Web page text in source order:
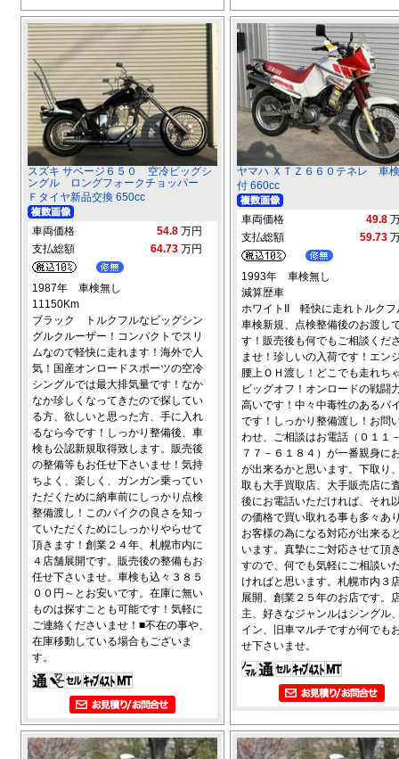
スズキ サベージ６５０ 空冷ビッグシ
ングル ロングフォークチョッパー
Ｆタイヤ新品交換 650cc
車両価格 54.8 万円
支払総額
64.73 万円
1987年 車検無し
11150Km
ブラック トルクフルなビッグシン
グルクルーザー！コンパクトでスリ
ムなので軽快に走れます！海外で人
気！国産オンロードスポーツの空冷
シングルでは最大排気量です！なか
なか珍しくなってきたので探してい
る方、欲しいと思った方、手に入れ
るなら今です！しっかり整備後、車
検も公認新規取得致します。販売後
の整備等もお任せ下さいませ！気持
ちよく、楽しく、ガンガン乗ってい
ただくために納車前にしっかり点検
整備渡し！このバイクの良さを知っ
ていただくためにしっかりやらせて
頂きます！創業２４年、札幌市内に
４店舗展開です。販売後の整備もお
任せ下さいませ。車検も込々３８５
００円～とお安いです。在庫に無い
ものは探すことも可能です！気軽に
ご連絡くださいませ！■不在の事や、
在庫移動している場合もございま
す。
ヤマハ ＸＴＺ６６０テネレ 車
付 660cc
車両価格 49.8
支払総額
59.73
1993年 車検無し
減算歴車
ホワイトII 軽快に走れトルクフ
車検新規、点検整備後のお渡し
す！販売後も何でもご相談くだ
ませ！珍しいの入荷です！エン
腰上ＯＨ渡し！どこでも走れち
ビッグオフ！オンロードの戦闘
高いです！中々中毒性のあるバ
です！しっかり整備渡し！お問
わせ、ご相談はお電話（０１１
７７－６１８４）が一番親身に
が出来るかと思います。下取り
取も大手買取店、大手販売店に
後にお電話いただければ、それ
の価格で買い取れる事も多々あ
お客様の為になる対応が出来る
います。真摯にご対応させて頂
すので、何でも気軽にご相談い
ければと思います。札幌市内３
展開、創業２５年のお店です。
主、好きなジャンルはシングル
イン、旧車マルチですが何でも
せ下さいませ。